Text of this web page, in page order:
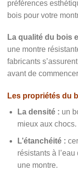
préférences
bois pour votre
La qualité du bois
une montre
fabricants
avant de
Les propriétés du
La densité : un
mieux aux chocs.
L’étanchéité :
résistants à
une montre.